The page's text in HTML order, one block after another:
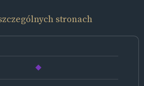
stronach